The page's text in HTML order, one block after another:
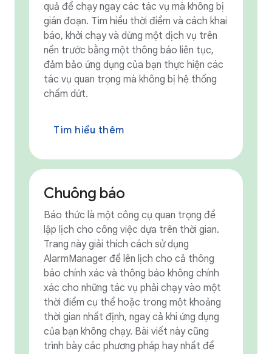
quả để chạy ngay các tác vụ mà không bị
gián đoạn. Tìm hiểu thời điểm và cách khai
báo, khởi chạy và dừng một dịch vụ trên
nền trước bằng một thông báo liên tục,
đảm bảo ứng dụng của bạn thực hiện các
tác vụ quan trọng mà không bị hệ thống
chấm dứt.
Tìm hiểu thêm
Chuông báo
Báo thức là một công cụ quan trọng để
lập lịch cho công việc dựa trên thời gian.
Trang này giải thích cách sử dụng
AlarmManager để lên lịch cho cả thông
báo chính xác và thông báo không chính
xác cho những tác vụ phải chạy vào một
thời điểm cụ thể hoặc trong một khoảng
thời gian nhất định, ngay cả khi ứng dụng
của bạn không chạy. Bài viết này cũng
trình bày các phương pháp hay nhất để